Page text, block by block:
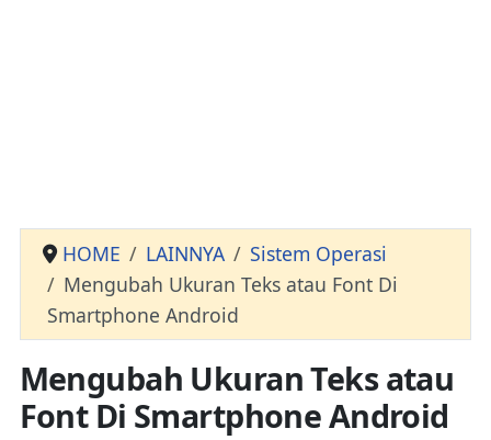
HOME LAINNYA
Sistem Operasi
Mengubah Ukuran Teks atau Font Di
Smartphone Android
Mengubah Ukuran Teks atau
Font Di Smartphone Android